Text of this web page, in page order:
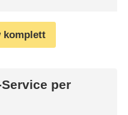
komplett
per